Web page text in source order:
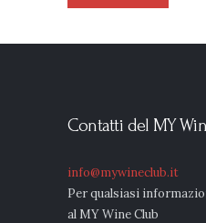
Contatti del MY
info@mywineclub.it
Per qualsiasi
al MY Wine Club